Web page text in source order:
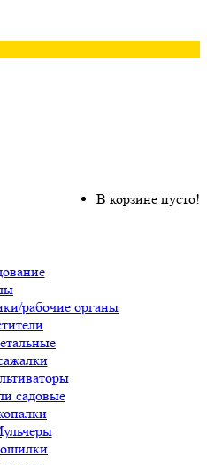
В корзине пусто!
рабочие органы
садовые